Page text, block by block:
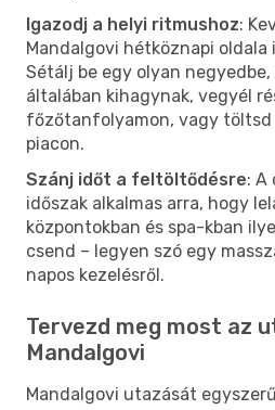
Igazodj a helyi ritmushoz:
Mandalgovi hétköznapi oldala
Sétálj be egy olyan
általában kihagynak, vegyél
főzőtanfolyamon, vagy töltsd
piacon.
Szánj időt a feltöltődésre: A
időszak alkalmas arra, hogy
központokban és spa-kban
csend – legyen szó egy
napos kezelésről.
Tervezd meg most az
Mandalgovi
Mandalgovi utazását